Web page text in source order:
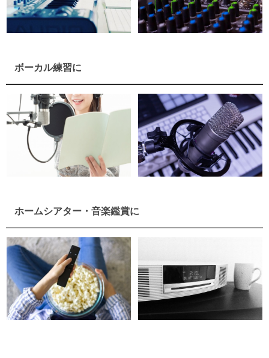
ボーカル練習に
ホームシアター・音楽鑑賞に